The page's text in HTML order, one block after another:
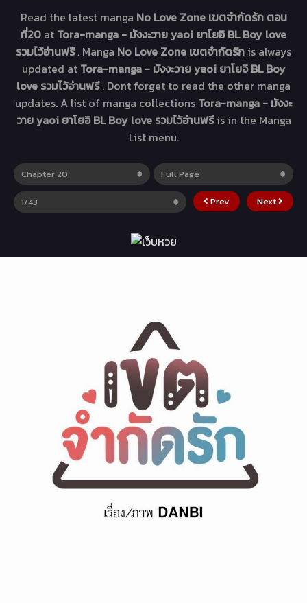
Read the latest manga No Love Zone เขตจำกัดรัก ตอน
ที่20 at Tora-manga - มังงะวาย yaoi ยาโยอิ BL Boy love
รวมไว้อ่านฟรี. Manga No Love Zone เขตจำกัดรัก is always
updated at Tora-manga - มังงะวาย yaoi ยาโยอิ BL Boy
love รวมไว้อ่านฟรี. Dont forget to read the other manga
updates. A list of manga collections Tora-manga - มังงะ
วาย yaoi ยาโยอิ BL Boy love รวมไว้อ่านฟรีis in the Manga
List menu.
Prev Next